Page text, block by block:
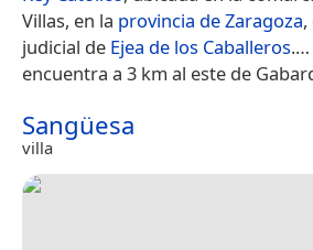
Villas, en la provincia de Zaragoza
judicial de Ejea de los Caballeros.​…
encuentra a 3 km al este de
Sangüesa
villa